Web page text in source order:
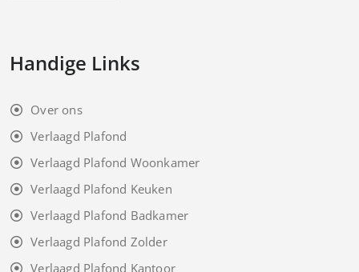
Handige Links
Over ons
Verlaagd Plafond
Verlaagd Plafond Woonkamer
Verlaagd Plafond Keuken
Verlaagd Plafond Badkamer
Verlaagd Plafond Zolder
Verlaagd Plafond Kantoor